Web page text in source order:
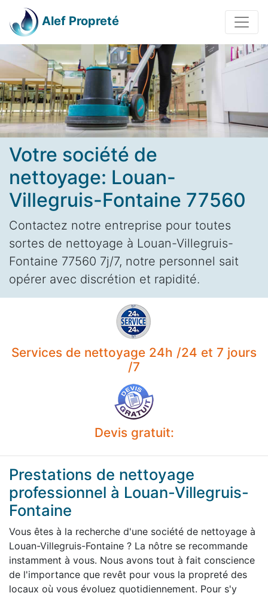
Alef Propreté
Votre société de
nettoyage: Louan-
Villegruis-Fontaine 77560
Contactez notre entreprise pour toutes
sortes de nettoyage à Louan-Villegruis-
Fontaine 77560 7j/7, notre personnel sait
opérer avec discrétion et rapidité.
Services de nettoyage 24h /24 et 7 jours
/7
Devis gratuit:
Prestations de nettoyage
professionnel à Louan-Villegruis-
Fontaine
Vous êtes à la recherche d'une société de nettoyage à
Louan-Villegruis-Fontaine ? La nôtre se recommande
instamment à vous. Nous avons tout à fait conscience
de l'importance que revêt pour vous la propreté des
locaux où vous évoluez quotidiennement. Pour s'y